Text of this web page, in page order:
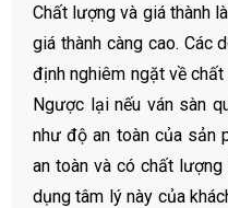
Chất lượng và giá thành
giá thành càng cao. Các
định nghiêm ngặt về
Ngược lại nếu ván sàn
như độ an toàn của sản
an toàn và có chất
dụng tâm lý này của